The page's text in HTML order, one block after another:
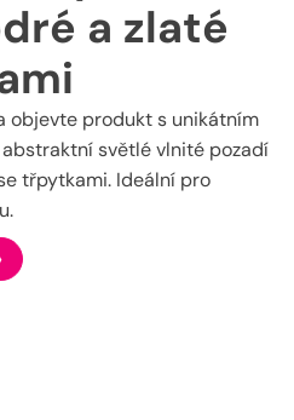
a zlaté
objevte produkt s unikátním
světlé vlnité pozadí
třpytkami. Ideální pro